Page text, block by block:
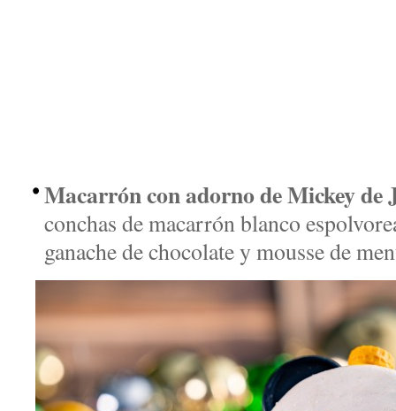
Macarrón con adorno de Mickey
conchas de macarrón blanco
ganache de chocolate y mousse de